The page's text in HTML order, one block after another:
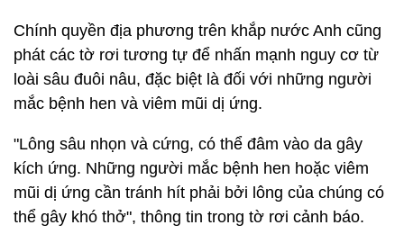
Chính quyền địa phương trên khắp nước Anh cũng
phát các tờ rơi tương tự để nhấn mạnh nguy cơ từ
loài sâu đuôi nâu, đặc biệt là đối với những người
mắc bệnh hen và viêm mũi dị ứng.
"Lông sâu nhọn và cứng, có thể đâm vào da gây
kích ứng. Những người mắc bệnh hen hoặc viêm
mũi dị ứng cần tránh hít phải bởi lông của chúng có
thể gây khó thở", thông tin trong tờ rơi cảnh báo.